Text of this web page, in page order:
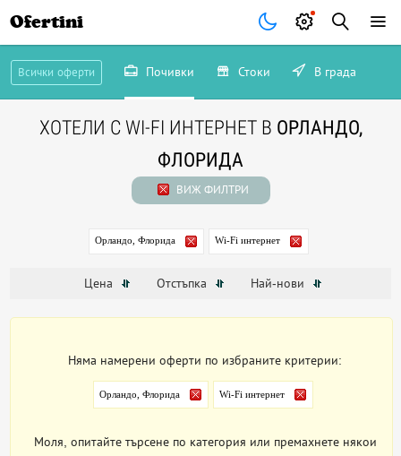
Ofertini
Всички оферти Почивки Стоки В града
ХОТЕЛИ С WI-FI ИНТЕРНЕТ В ОРЛАНДО,
ФЛОРИДА
ВИЖ ФИЛТРИ
Орландо, Флорида Wi-Fi интернет
Цена Отстъпка Най-нови
Няма намерени оферти по избраните критерии:
Орландо, Флорида Wi-Fi интернет
Моля, опитайте търсене по категория или премахнете някои